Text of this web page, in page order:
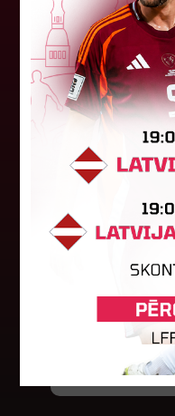
Jūlijā par
atzīta Keita
Par "LuckyBet"
Keita Zviedre.
balsojumā, kurā